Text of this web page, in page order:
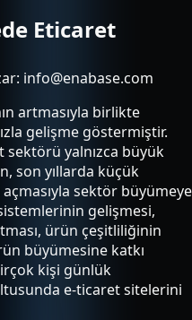
Eticaret
info@enabase.com
artmasıyla birlikte
gelişme göstermiştir.
sektörü yalnızca büyük
son yıllarda küçük
sektör büyümeye
gelişmesi,
ürün çeşitliliğinin
büyümesine katkı
kişi günlük
e-ticaret sitelerini